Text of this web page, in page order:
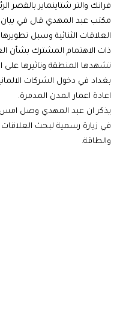
فرانك والتر شتاينماير بالقصر
مكتب عبد المهدي قال في بيان
العلاقات الثنائية وسبل
ذات الاهتمام المشترك بشأن
تشهدها المنطقة وتاثيرها على
بغداد في دخول الشركات
اعادة اعمار المدن المدمرة.
يذكر ان عبد المهدي وصل امس
في زيارة رسمية لبحث العلاقات
والطاقة.